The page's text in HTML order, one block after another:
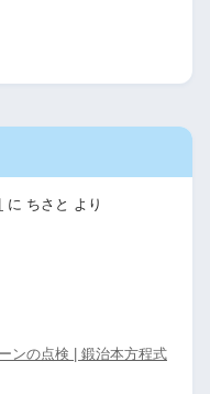
に ちさと より
ンの点検 | 鍛治本方程式